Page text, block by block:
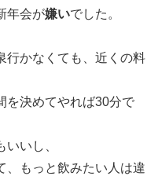
年会が嫌いでした。
行かなくても、近くの料
を決めてやれば30分で
いし、
、もっと飲みたい人は違